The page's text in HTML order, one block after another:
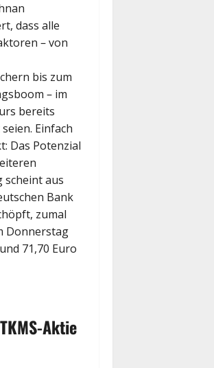
dass alle
– von
bis zum
– im
bereits
Einfach
Das Potenzial
scheint aus
Bank
zumal
Donnerstag
71,70 Euro
TKMS-Aktie